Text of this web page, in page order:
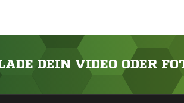
DEIN VIDEO ODER